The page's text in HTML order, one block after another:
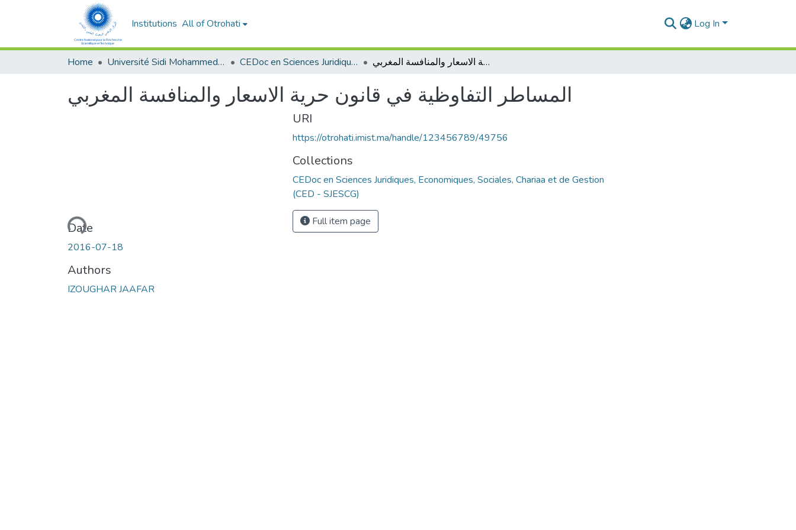
Institutions All of Otrohati Log In
Home Université Sidi Mohammed Ben Abdellah - Fès CEDoc en Sciences Juridiques, Economiques, Sociales, Chariaa et de Gestion (CED - SJESCG) المساطر التفاوظية في قانون حرية الاسعار والمنافسة المغربي
المساطر التفاوظية في قانون حرية الاسعار والمنافسة المغربي
Loading...
Date
2016-07-18
Authors
IZOUGHAR JAAFAR
URI
https://otrohati.imist.ma/handle/123456789/49756
Collections
CEDoc en Sciences Juridiques, Economiques, Sociales, Chariaa et de Gestion
(CED - SJESCG)
Full item page